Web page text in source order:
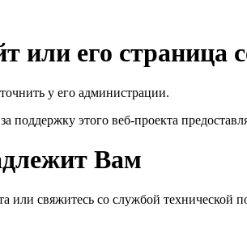
или его страница
у его администрации.
поддержку этого веб-проекта
Вам
или свяжитесь со службой технической